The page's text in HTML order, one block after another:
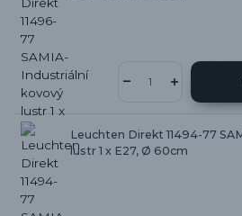
Leuchten Direkt 11494-77
lustr 1 x E27, Ø 60cm